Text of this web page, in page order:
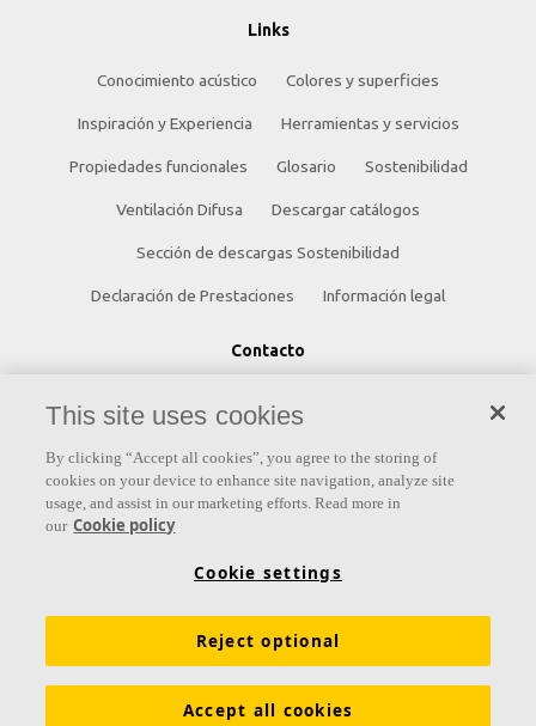
Links
Conocimiento acústico Colores y superficies
Inspiración y Experiencia Herramientas y servicios
Propiedades funcionales Glosario Sostenibilidad
Ventilación Difusa Descargar catálogos
Sección de descargas Sostenibilidad
Declaración de Prestaciones Información legal
Contacto
28002 Madrid (España)
ecophon.es@saint-gobain.com
This site uses cookies
By clicking “Accept all cookies”, you agree to the storing of
cookies on your device to enhance site navigation, analyze site
usage, and assist in our marketing efforts. Read more in
our Cookie policy
Cookie settings
Reject optional
Accept all cookies